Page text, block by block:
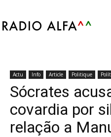
Actu Info Article Politique
Sócrates
covardia por
relação a